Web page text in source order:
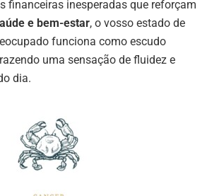
financeiras inesperadas que reforçam
e bem-estar, o vosso estado de
funciona como escudo
uma sensação de fluidez e
dia.